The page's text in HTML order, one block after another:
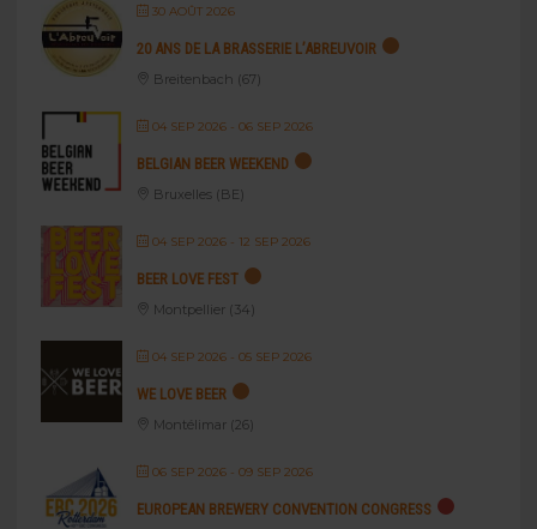
30 AOÛT 2026
20 ANS DE LA BRASSERIE L’ABREUVOIR
Breitenbach (67)
04 SEP 2026- 06 SEP 2026
BELGIAN BEER WEEKEND
Bruxelles (BE)
04 SEP 2026- 12 SEP 2026
BEER LOVE FEST
Montpellier (34)
04 SEP 2026- 05 SEP 2026
WE LOVE BEER
Montélimar (26)
06 SEP 2026- 09 SEP 2026
EUROPEAN BREWERY CONVENTION CONGRESS